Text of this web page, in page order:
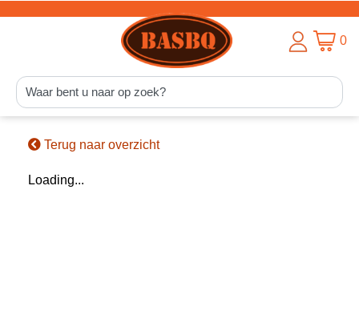
0
Terug naar overzicht
Loading...